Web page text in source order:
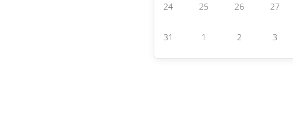
24 25 26 27
31 1 2 3